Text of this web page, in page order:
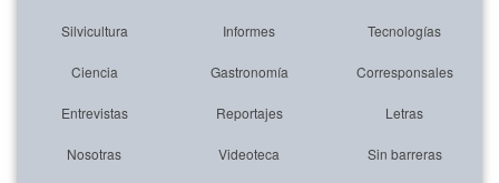
Silvicultura Informes Tecnologías
Ciencia Gastronomía Corresponsales
Entrevistas Reportajes Letras
Nosotras Videoteca Sin barreras